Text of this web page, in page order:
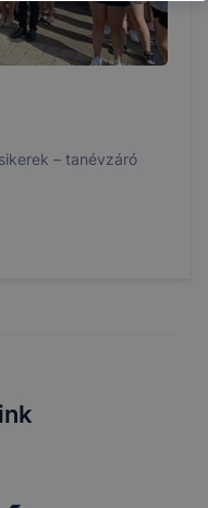
– tanévzáró